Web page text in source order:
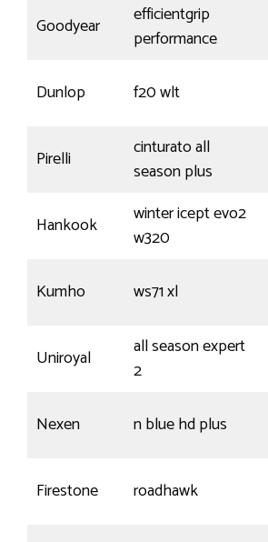
Goodyear
efficientgrip
performance
Dunlop f20 wlt
Pirelli
cinturato all
season plus
Hankook
winter icept evo2
w320
Kumho ws71 xl
Uniroyal
all season expert
2
Nexen n blue hd plus
Firestone roadhawk